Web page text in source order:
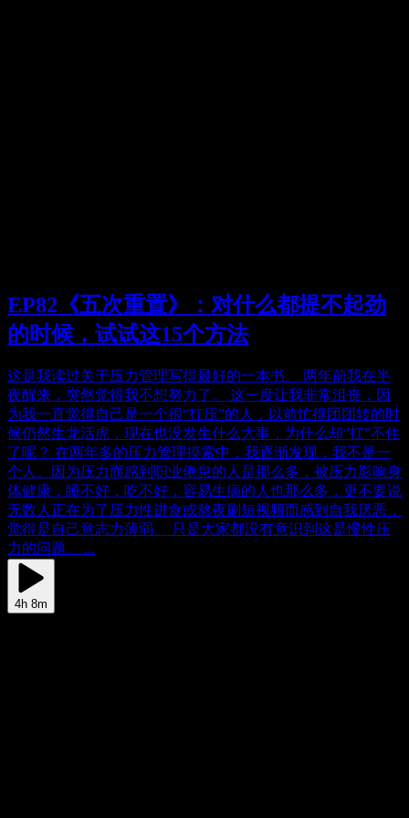
EP82《五次重置》：对什么都提不起劲
的时候，试试这15个方法
这是我读过关于压力管理写得最好的一本书。 两年前我在半
夜醒来，突然觉得我不想努力了。 这一度让我非常沮丧，因
为我一直觉得自己是一个很“扛压”的人，以前忙得团团转的时
候仍然生龙活虎，现在也没发生什么大事，为什么却“扛”不住
了呢？ 在两年多的压力管理摸索中，我逐渐发现，我不是一
个人。因为压力而感到职业倦怠的人是那么多，被压力影响身
体健康，睡不好，吃不好，容易生病的人也那么多，更不要说
无数人正在为了压力性进食或熬夜刷短视频而感到自我厌恶，
觉得是自己意志力薄弱。 只是大家都没有意识到这是慢性压
力的问题。 ...
4h 8m